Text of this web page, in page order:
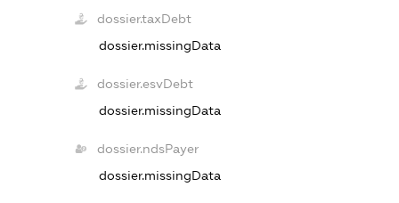
dossier.taxDebt
dossier.missingData
dossier.esvDebt
dossier.missingData
dossier.ndsPayer
dossier.missingData